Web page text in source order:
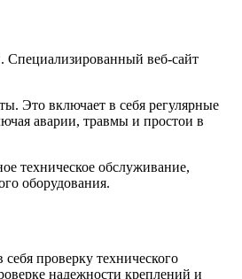
Специализированный веб-сайт
Это включает в себя регулярные
аварии, травмы и простои в
техническое обслуживание,
оборудования.
проверку технического
надежности креплений и